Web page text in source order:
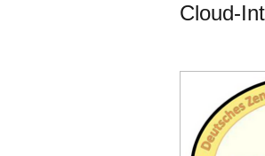
Cloud-